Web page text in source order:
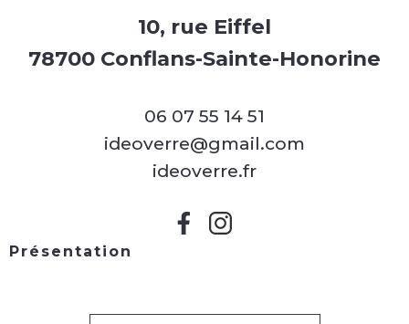
10, rue Eiffel
78700 Conflans-Sainte-Honorine
06 07 55 14 51
ideoverre@gmail.com
ideoverre.fr
Présentation